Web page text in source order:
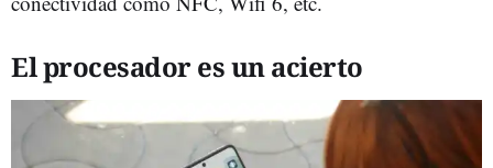
El procesador es un acierto